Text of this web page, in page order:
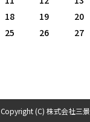
18 19 20
25 26 27
Copyright (C) 株式会社三景